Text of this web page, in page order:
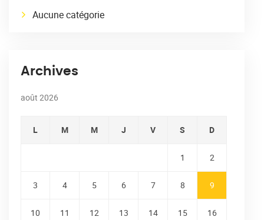
Aucune catégorie
Archives
août 2026
L M M J V S D
1 2
3 4 5 6 7 8 9
10 11 12 13 14 15 16